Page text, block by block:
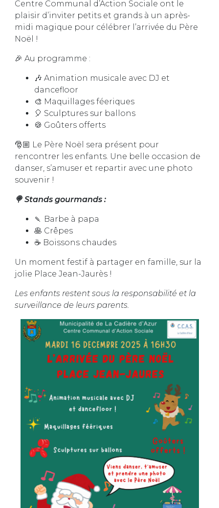
Centre Communal d’Action Sociale ont le
plaisir d’inviter petits et grands à un après-
midi magique pour célébrer l’arrivée du Père
Noël !
🎉 Au programme :
🎶 Animation musicale avec DJ et
dancefloor
🎨 Maquillages féeriques
🎈 Sculptures sur ballons
🍪 Goûters offerts
🎅🏼 Le Père Noël sera présent pour
rencontrer les enfants. Une belle occasion de
danser, s’amuser et repartir avec une photo
souvenir !
🍭 Stands gourmands :
🍡 Barbe à papa
🥞 Crêpes
☕ Boissons chaudes
Un moment festif à partager en famille, sur la
jolie Place Jean-Jaurès !
Les enfants restent sous la responsabilité et la
surveillance de leurs parents.